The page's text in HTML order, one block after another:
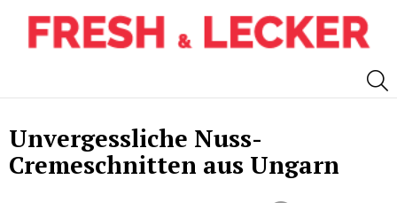
Unvergessliche Nuss-
Cremeschnitten aus Ungarn